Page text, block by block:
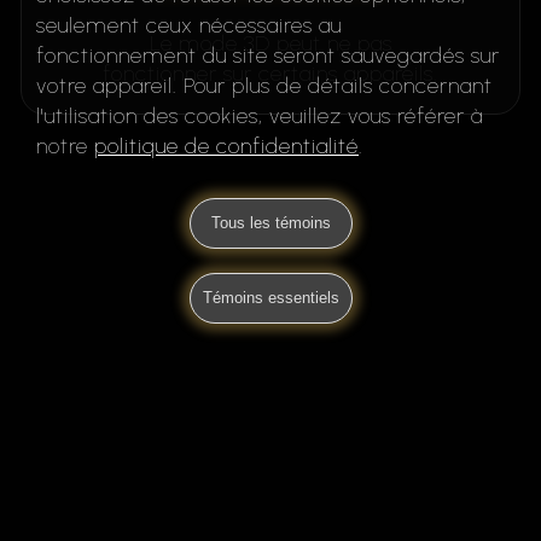
seulement ceux nécessaires au
fonctionnement du site seront sauvegardés sur
votre appareil. Pour plus de détails concernant
l'utilisation des cookies, veuillez vous référer à
notre politique de confidentialité.
Tous les témoins
Témoins essentiels
Le mode 3D peut ne pas
fonctionner sur certains appareils.